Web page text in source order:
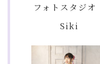
フォトスタジオ
Siki